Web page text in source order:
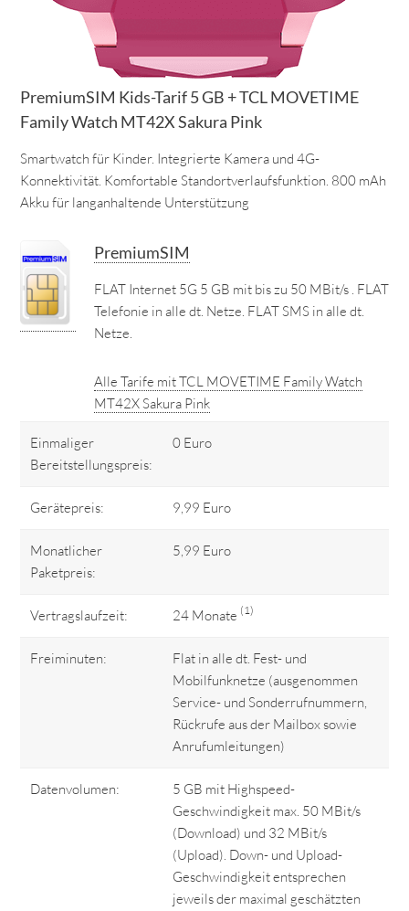
PremiumSIM Kids-Tarif 5 GB + TCL MOVETIME
Family Watch MT42X Sakura Pink
Smartwatch für Kinder. Integrierte Kamera und 4G-
Konnektivität. Komfortable Standortverlaufsfunktion. 800 mAh
Akku für langanhaltende Unterstützung
PremiumSIM
FLAT Internet 5G 5 GB mit bis zu 50 MBit/s . FLAT
Telefonie in alle dt. Netze. FLAT SMS in alle dt.
Netze.
Alle Tarife mit TCL MOVETIME Family Watch
MT42X Sakura Pink
Einmaliger
Bereitstellungspreis:
0 Euro
Gerätepreis: 9,99 Euro
Monatlicher
Paketpreis:
5,99 Euro
Vertragslaufzeit: 24 Monate (1)
Freiminuten:
Flat in alle dt. Fest- und
Mobilfunknetze (ausgenommen
Service- und Sonderrufnummern,
Rückrufe aus der Mailbox sowie
Anrufumleitungen)
Datenvolumen:
5 GB mit Highspeed-
Geschwindigkeit max. 50 MBit/s
(Download) und 32 MBit/s
(Upload). Down- und Upload-
Geschwindigkeit entsprechen
jeweils der maximal geschätzten